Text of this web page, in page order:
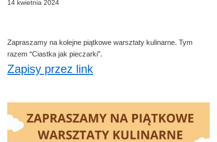
14 kwietnia 2024
Zapraszamy na kolejne piątkowe warsztaty kulinarne. Tym
razem “Ciastka jak pieczarki”.
Zapisy przez link